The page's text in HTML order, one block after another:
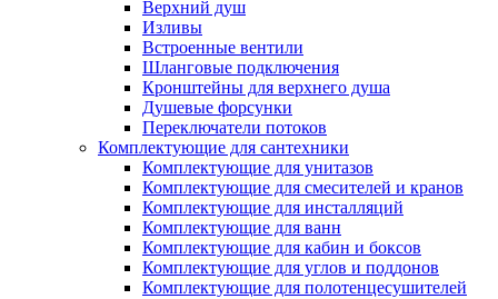
Верхний душ
Изливы
Встроенные вентили
Шланговые подключения
Кронштейны для верхнего душа
Душевые форсунки
Переключатели потоков
Комплектующие для сантехники
Комплектующие для унитазов
Комплектующие для смесителей и кранов
Комплектующие для инсталляций
Комплектующие для ванн
Комплектующие для кабин и боксов
Комплектующие для углов и поддонов
Комплектующие для полотенцесушителей